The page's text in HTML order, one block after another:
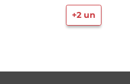
+2 un